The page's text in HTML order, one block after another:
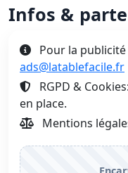
Infos &
Pour la
ads@latablefacile.fr
RGPD &
en place.
Mentions